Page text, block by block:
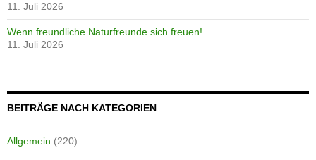
11. Juli 2026
Wenn freundliche Naturfreunde sich freuen!
11. Juli 2026
BEITRÄGE NACH KATEGORIEN
Allgemein (220)